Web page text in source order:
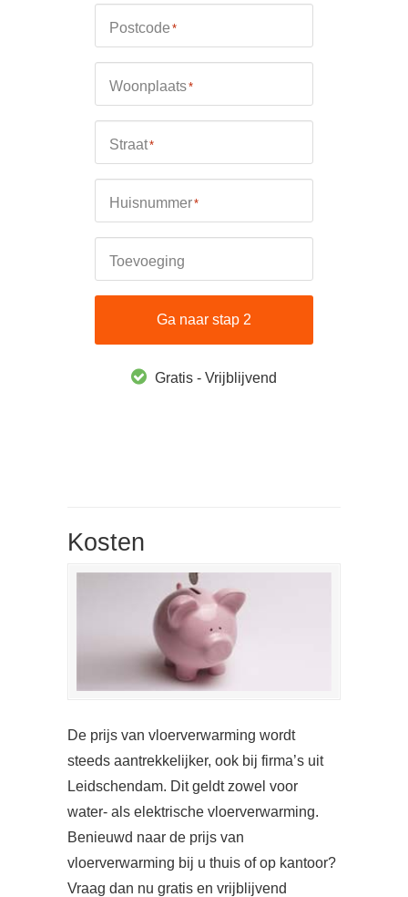
Postcode *
Woonplaats*
Straat*
Huisnummer*
Toevoeging
Ga naar stap 2
Gratis - Vrijblijvend
Kosten
De prijs van vloerverwarming wordt
steeds aantrekkelijker, ook bij firma’s uit
Leidschendam. Dit geldt zowel voor
water- als elektrische vloerverwarming.
Benieuwd naar de prijs van
vloerverwarming bij u thuis of op kantoor?
Vraag dan nu gratis en vrijblijvend